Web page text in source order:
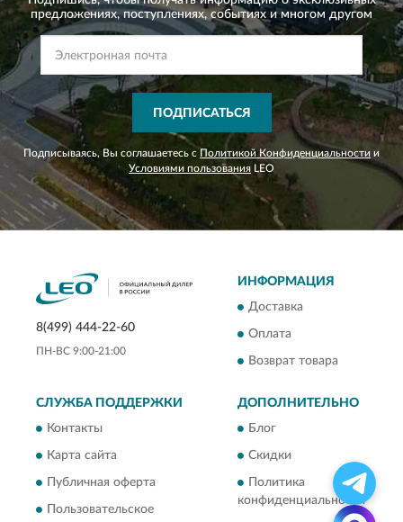
предложениях,поступлениях, событиях и многом другом
ПОДПИСАТЬСЯ
Подписываясь, Вы соглашаетесь сПолитикой Конфиденциальности и
Условиями пользования LEO
8(499) 444-22-60
ПН-ВС 9:00-21:00
ИНФОРМАЦИЯ
Доставка
Оплата
Возврат товара
СЛУЖБА ПОДДЕРЖКИ
Контакты
Карта сайта
Публичная оферта
Пользовательское
ДОПОЛНИТЕЛЬНО
Блог
Скидки
Политика
конфиденциальности